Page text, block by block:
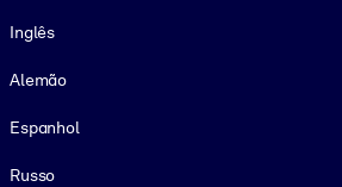
Inglês
Alemão
Espanhol
Russo